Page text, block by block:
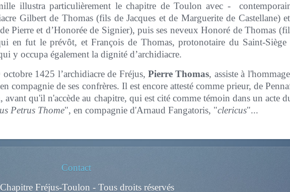
illustra particulièrement le chapitre de Toulon avec -
Gilbert de Thomas (fils de Jacques et de Marguerite de Castellane)
Pierre et d’Honorée de Signier), puis ses neveux Honoré de Thomas
en fut le prévôt, et François de Thomas, protonotaire du Saint-
y occupa également la dignité d’archidiacre.
1425 l’archidiacre de Fréjus, Pierre Thomas, assiste à
compagnie de ses confrères. Il est encore attesté comme prieur, de
avant qu'il n'accède au chapitre, qui est cité comme témoin dans un acte
Petrus Thome", en compagnie d'Arnaud Fangatoris, "clericus"...
Contact
Fréjus-Toulon - Tous droits réservés